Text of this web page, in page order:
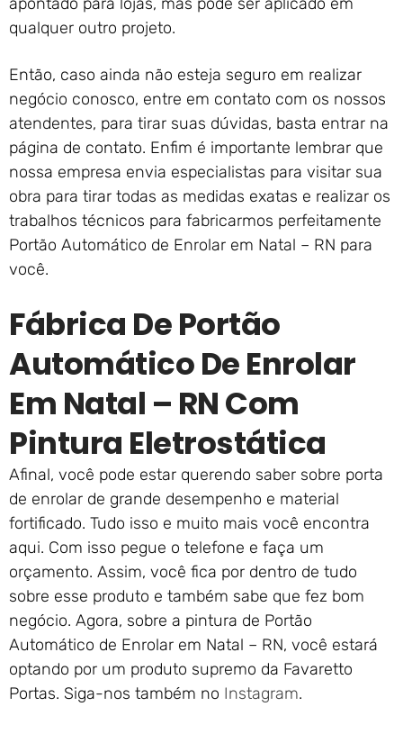
qualquer outro projeto.
Então, caso ainda não esteja seguro em realizar
negócio conosco, entre em contato com os nossos
atendentes, para tirar suas dúvidas, basta entrar na
página de contato. Enfim é importante lembrar que
nossa empresa envia especialistas para visitar sua
obra para tirar todas as medidas exatas e realizar os
trabalhos técnicos para fabricarmos perfeitamente
Portão Automático de Enrolar em Natal – RN para
você.
Fábrica De Portão
Automático De Enrolar
Em Natal – RN Com
Pintura Eletrostática
Afinal, você pode estar querendo saber sobre porta
de enrolar de grande desempenho e material
fortificado. Tudo isso e muito mais você encontra
aqui. Com isso pegue o telefone e faça um
orçamento. Assim, você fica por dentro de tudo
sobre esse produto e também sabe que fez bom
negócio. Agora, sobre a pintura de Portão
Automático de Enrolar em Natal – RN, você estará
optando por um produto supremo da Favaretto
Portas. Siga-nos também no Instagram.